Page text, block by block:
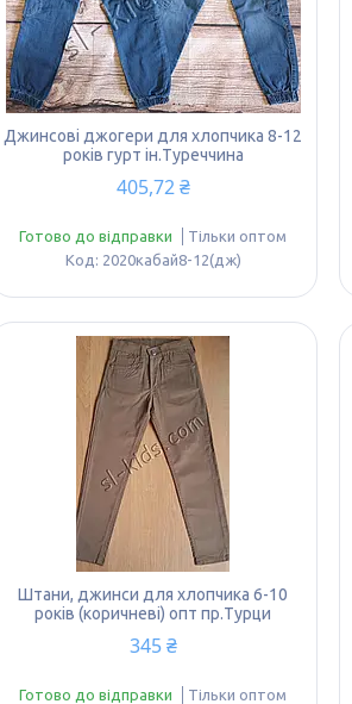
Джинсові джогери для хлопчика 8-12
років гурт ін.Туреччина
405,72 ₴
Готово до відправки
Тільки оптом
2020кабай8-12(дж)
Штани, джинси для хлопчика 6-10
років (коричневі) опт пр.Турци
345 ₴
Готово до відправки
Тільки оптом